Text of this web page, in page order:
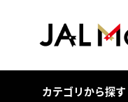
カテゴリから探す